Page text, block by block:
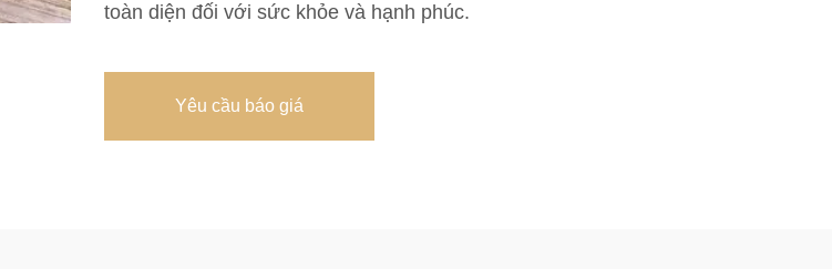
toàn diện đối với sức khỏe và hạnh phúc.
Yêu cầu báo giá